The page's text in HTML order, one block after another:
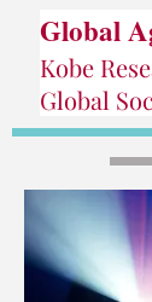
Global
Kobe
Global